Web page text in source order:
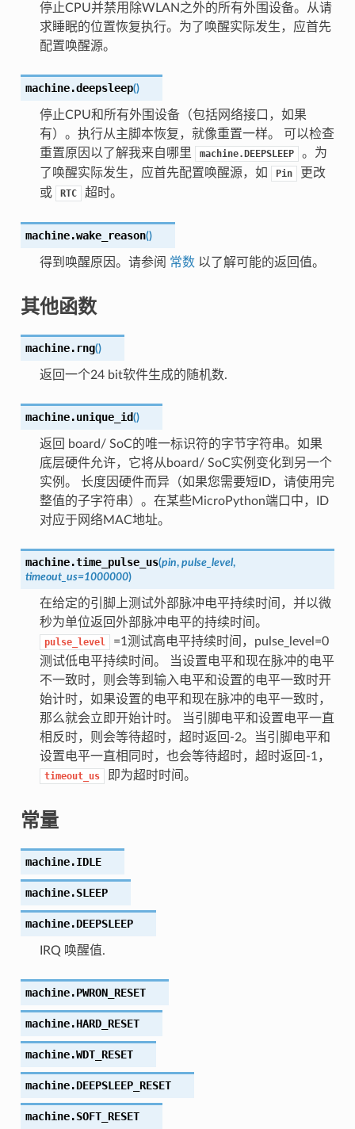
停止CPU并禁用除WLAN之外的所有外围设备。从请
求睡眠的位置恢复执行。为了唤醒实际发生，应首先
配置唤醒源。
machine.deepsleep()
停止CPU和所有外围设备（包括网络接口，如果
有）。执行从主脚本恢复，就像重置一样。 可以检查
重置原因以了解我来自哪里
machine.DEEPSLEEP
。为
了唤醒实际发生，应首先配置唤醒源，如
Pin
更改
或
RTC 超时。
machine.wake_reason()
得到唤醒原因。请参阅 常数以了解可能的返回值。
其他函数
machine. rng()
返回一个24 bit软件生成的随机数.
machine.unique_id()
返回 board/ SoC的唯一标识符的字节字符串。如果
底层硬件允许，它将从board/ SoC实例变化到另一个
实例。 长度因硬件而异（如果您需要短ID，请使用完
整值的子字符串）。在某些MicroPython端口中，ID
对应于网络MAC地址。
machine.time_pulse_us(pin, pulse_level,
timeout_us=1000000)
在给定的引脚上测试外部脉冲电平持续时间，并以微
秒为单位返回外部脉冲电平的持续时间。
pulse_level
=1测试高电平持续时间，pulse_level=0
测试低电平持续时间。 当设置电平和现在脉冲的电平
不一致时，则会等到输入电平和设置的电平一致时开
始计时，如果设置的电平和现在脉冲的电平一致时，
那么就会立即开始计时。 当引脚电平和设置电平一直
相反时，则会等待超时，超时返回-2。当引脚电平和
设置电平一直相同时，也会等待超时，超时返回-1，
timeout_us 即为超时时间。
常量
machine.IDLE
machine.SLEEP
machine.DEEPSLEEP
IRQ 唤醒值.
machine.PWRON_RESET
machine.HARD_RESET
machine.WDT_RESET
machine.DEEPSLEEP_RESET
machine.SOFT_RESET